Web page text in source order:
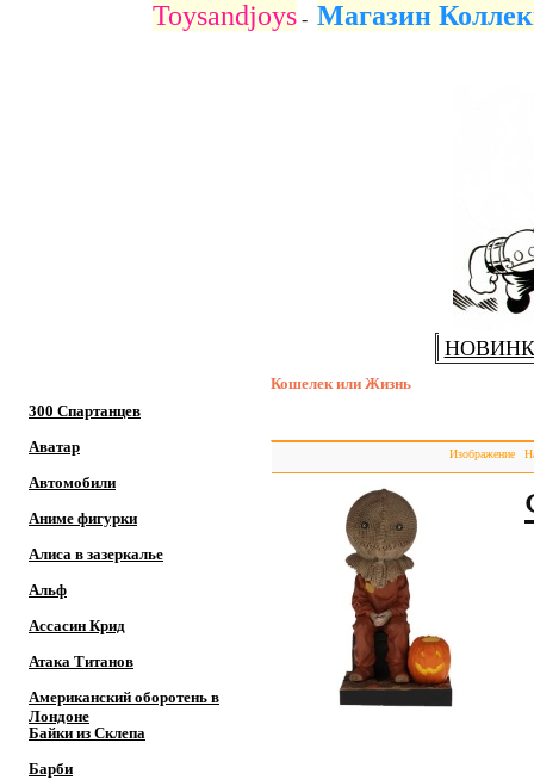
Toysandjoys - Магазин
300 Спартанцев
Аватар
Автомобили
Аниме фигурки
Алиса в зазеркалье
Альф
Ассасин Крид
Атака Титанов
Американский оборотень в
Лондоне
Байки из Склепа
Барби
Кошелек или Жизнь
Изображение